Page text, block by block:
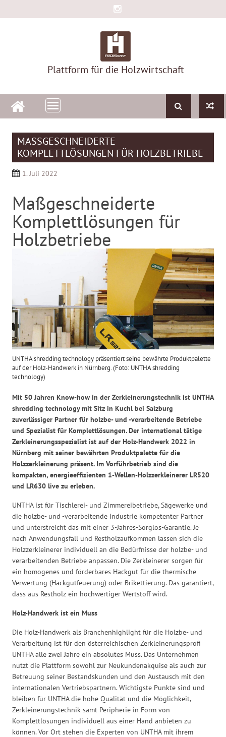
to
Plattform für die Holzwirtschaft
MASSGESCHNEIDERTE K
OMPLETTLÖSUNGEN FÜR HOLZBETRIEBE
1. Juli 2022
Maßgeschneiderte
Komplettlösungen für
Holzbetriebe
UNTHA shredding technology präsentiert seine bewährte Produktpalette
auf der Holz-Handwerk in Nürnberg. (Foto: UNTHA shredding
technology)
Mit 50 Jahren Know-how in der Zerkleinerungstechnik ist UNTHA
shredding technology mit Sitz in Kuchl bei Salzburg
zuverlässiger Partner für holzbe- und -verarbeitende Betriebe
und Spezialist für Komplettlösungen. Der international tätige
Zerkleinerungsspezialist ist auf der Holz-Handwerk 2022 in
Nürnberg mit seiner bewährten Produktpalette für die
Holzzerkleinerung präsent. Im Vorführbetrieb sind die
kompakten, energieeffizienten 1-Wellen-Holzzerkleinerer LR520
und LR630 live zu erleben.
UNTHA ist für Tischlerei- und Zimmereibetriebe, Sägewerke und
die holzbe- und -verarbeitende Industrie kompetenter Partner
und unterstreicht das mit einer 3-Jahres-Sorglos-Garantie. Je
nach Anwendungsfall und Restholzaufkommen lassen sich die
Holzzerkleinerer individuell an die Bedürfnisse der holzbe- und
verarbeitenden Betriebe anpassen. Die Zerkleinerer sorgen für
ein homogenes und förderbares Hackgut für die thermische
Verwertung (Hackgutfeuerung) oder Brikettierung. Das garantiert,
dass aus Restholz ein hochwertiger Wertstoff wird.
Holz-Handwerk ist ein Muss
Die Holz-Handwerk als Branchenhighlight für die Holzbe- und
Verarbeitung ist für den österreichischen Zerkleinerungsprofi
UNTHA alle zwei Jahre ein absolutes Muss. Das Unternehmen
nutzt die Plattform sowohl zur Neukundenakquise als auch zur
Betreuung seiner Bestandskunden und den Austausch mit den
internationalen Vertriebspartnern. Wichtigste Punkte sind und
bleiben für UNTHA die hohe Qualität und die Möglichkeit,
Zerkleinerungstechnik samt Peripherie in Form von
Komplettlösungen individuell aus einer Hand anbieten zu
können. Vor Ort stehen die Experten von UNTHA mit ihrem